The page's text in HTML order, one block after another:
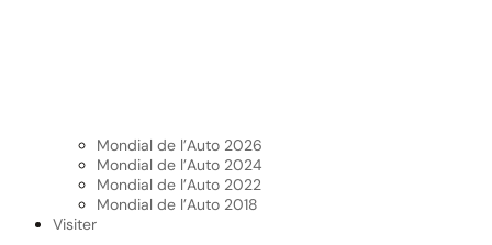
Mondial de l’Auto 2026
Mondial de l’Auto 2024
Mondial de l’Auto 2022
Mondial de l’Auto 2018
Visiter